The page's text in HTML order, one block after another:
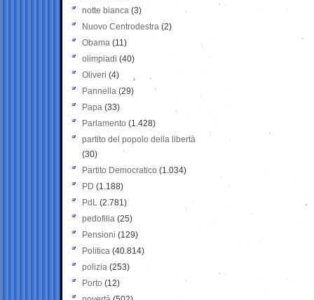
notte bianca (3)
Nuovo Centrodestra (2)
Obama (11)
olimpiadi (40)
Oliveri (4)
Pannella (29)
Papa (33)
Parlamento (1.428)
partito del popolo della libertà
(30)
Partito Democratico (1.034)
PD (1.188)
PdL (2.781)
pedofilia (25)
Pensioni (129)
Politica (40.814)
polizia (253)
Porto (12)